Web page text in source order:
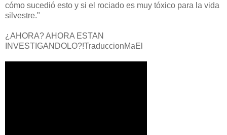
cómo sucedió esto y si el rociado es muy tóxico para la vida
silvestre."
¿AHORA? AHORA ESTAN
INVESTIGANDOLO?!TraduccionMaEl